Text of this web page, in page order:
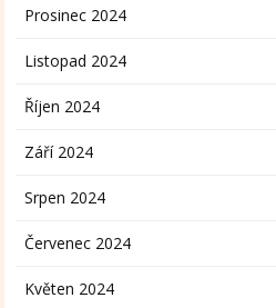
Prosinec 2024
Listopad 2024
Říjen 2024
Září 2024
Srpen 2024
Červenec 2024
Květen 2024